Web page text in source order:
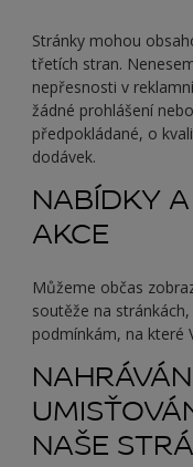
Stránky mohou
třetích stran.
nepřesnosti v
žádné prohlášení
předpokládané, o
dodávek.
NABÍDKY
AKCE
Můžeme občas
soutěže na
podmínkám, na které
NAŠE